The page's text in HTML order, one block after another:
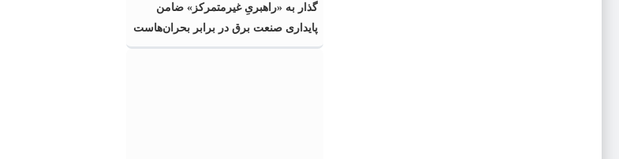
گذار به «راهبریِ غیرمتمرکز» ضامن
پایداری صنعت برق در برابر بحران‌هاست